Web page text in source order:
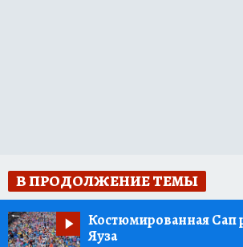
В ПРОДОЛЖЕНИЕ ТЕМЫ
Костюмированная Сап
Яуза